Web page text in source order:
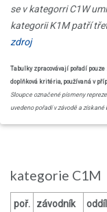
se v kategorri C1W
kategorii K1M patří
zdroj
Tabulky zpracovávají pořadí
doplňková kritéria, používaná v
Sloupce označené písmeny
uvedeno pořadí v závodě a získané
kategorie C1M
poř. závodník oddíl